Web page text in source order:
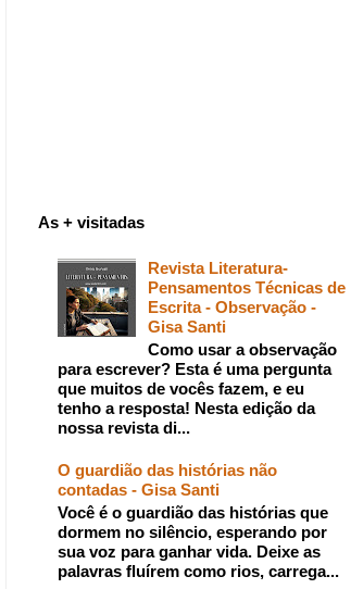
As + visitadas
Revista Literatura-
Pensamentos Técnicas de
Escrita - Observação -
Gisa Santi
Como usar a observação
para escrever? Esta é uma pergunta
que muitos de vocês fazem, e eu
tenho a resposta! Nesta edição da
nossa revista di...
O guardião das histórias não
contadas - Gisa Santi
Você é o guardião das histórias que
dormem no silêncio, esperando por
sua voz para ganhar vida. Deixe as
palavras fluírem como rios, carrega...